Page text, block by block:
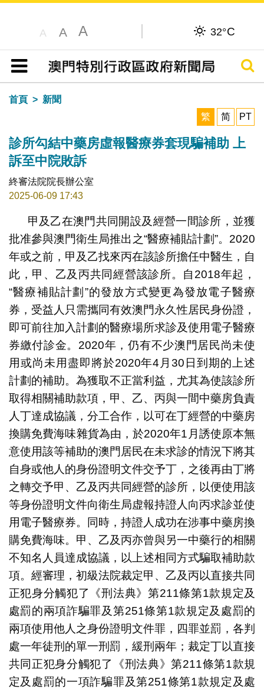
A A A 32°C
目錄
搜尋
首頁
新聞
繁
简 PT
診所勾結中藥房虛報醫療券套現騙補助 上
訴至中院敗訴
終審法院院長辦公室
2025-06-09 17:43
甲及乙在澳門共同開設及經營一間診所，並獲
批准參與澳門衛生局推出之“醫療補貼計劃”。2020
年或之前，甲及乙找來丙在該診所擔任中醫生，自
此，甲、乙及丙共同經營該診所。自2018年起，
“醫療補貼計劃”的發放方式變更為發放電子醫療
券，受益人只需攜同有效澳門永久性居民身份證，
即可前往加入計劃的醫療場所求診及使用電子醫療
券繳付診金。2020年，仍有不少澳門居民尚未使
用或尚未用盡即將於2020年4月30日到期的上述
計劃的補助。為獲取不正當利益，尤其為使該診所
取得相關補助款項，甲、乙、丙與一間中藥房負責
人丁達成協議，分工合作，以可在丁經營的中藥房
換購免費海味雜貨為由，於2020年1月誘使原本無
意使用該等補助的澳門居民在未求診的情況下將其
自身或他人的身份證明文件交予丁，之後再由丁將
之轉交予甲、乙及丙共同經營的診所，以便使用該
等身份證明文件向衛生局虚報持證人向丙求診並使
用電子醫療券。同時，持證人成功在涉事中藥房換
購免費海味。甲、乙及丙亦曾與另一中藥行的相關
不知名人員達成協議，以上述相同方式騙取補助款
項。經審理，初級法院裁定甲、乙及丙以直接共同
正犯身分觸犯了《刑法典》第211條第1款規定及
處罰的兩項詐騙罪及第251條第1款規定及處罰的
兩項使用他人之身份證明文件罪，四罪並罰，各判
處一年徒刑的單一刑罰，緩刑兩年；裁定丁以直接
共同正犯身分觸犯了《刑法典》第211條第1款規
定及處罰的一項詐騙罪及第251條第1款規定及處